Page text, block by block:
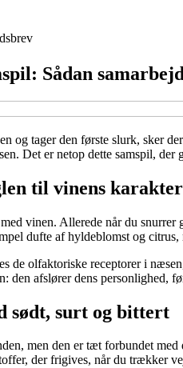
Sådan
og tager den første slurk, sker
Det er netop dette samspil,
til vinens karakter
vinen. Allerede når du
dufte af hyldeblomst og
de olfaktoriske receptorer i
den afslører dens personlighed,
sødt, surt og bittert
men den er tæt forbundet
der frigives, når du trækker